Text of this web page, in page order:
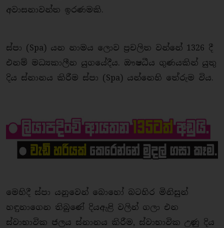
අවාසනාවන්ත ඉරණමකි.
ස්පා (Spa) යන නාමය ලොව ප‍්‍රචලිත වන්නේ 1326 දී
එනම් මධ්‍යකාලීන යුගයේදීය. ඖෂධීය ගුණයකින් යුතු
දිය ස්නානය කිරීම ස්පා (Spa) යන්නෙහි තේරුම විය.
මෙහිදී ස්පා යනුවෙන් බොහෝ බටහිර මිනිසුන්
හඳුනාගෙන තිබුණේ දියඇළි වලින් ගලා එන
ස්වාභාවික ජලය ස්නානය කිරීම, ස්වාභාවික උණු දිය